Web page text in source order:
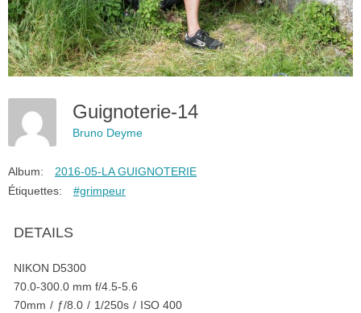
Guignoterie-14
Bruno Deyme
Album:
2016-05-LA GUIGNOTERIE
Étiquettes:
#grimpeur
DETAILS
NIKON D5300
70.0-300.0 mm f/4.5-5.6
70mm / ƒ/8.0 / 1/250s / ISO 400